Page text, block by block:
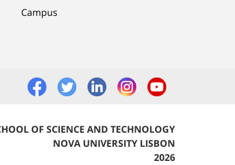
Campus
OF SCIENCE AND TECHNOLOGY
NOVA UNIVERSITY LISBON
2026